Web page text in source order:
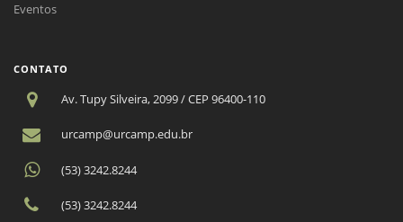
Eventos
CONTATO
Av. Tupy Silveira, 2099 / CEP 96400-110
urcamp@urcamp.edu.br
(53) 3242.8244
(53) 3242.8244